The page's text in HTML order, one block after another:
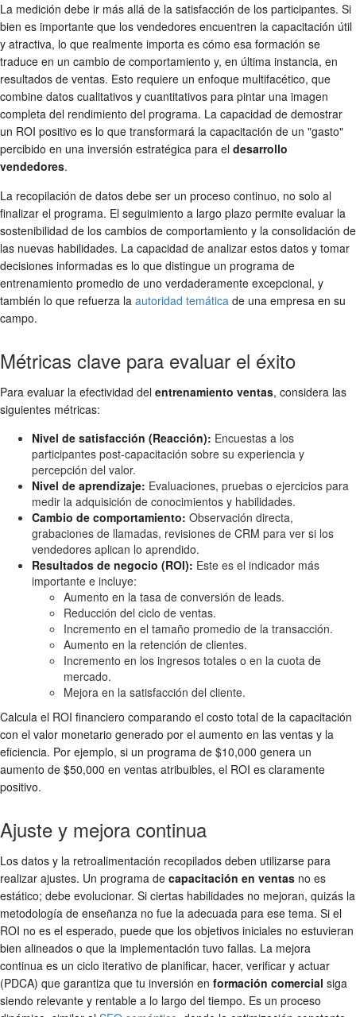
La medición debe ir más allá de la satisfacción de los participantes. Si
bien es importante que los vendedores encuentren la capacitación útil
y atractiva, lo que realmente importa es cómo esa formación se
traduce en un cambio de comportamiento y, en última instancia, en
resultados de ventas. Esto requiere un enfoque multifacético, que
combine datos cualitativos y cuantitativos para pintar una imagen
completa del rendimiento del programa. La capacidad de demostrar
un ROI positivo es lo que transformará la capacitación de un "gasto"
percibido en una inversión estratégica para el desarrollo
vendedores.
La recopilación de datos debe ser un proceso continuo, no solo al
finalizar el programa. El seguimiento a largo plazo permite evaluar la
sostenibilidad de los cambios de comportamiento y la consolidación de
las nuevas habilidades. La capacidad de analizar estos datos y tomar
decisiones informadas es lo que distingue un programa de
entrenamiento promedio de uno verdaderamente excepcional, y
también lo que refuerza la autoridad temática de una empresa en su
campo.
Métricas clave para evaluar el éxito
Para evaluar la efectividad del entrenamiento ventas, considera las
siguientes métricas:
Nivel de satisfacción (Reacción): Encuestas a los
participantes post-capacitación sobre su experiencia y
percepción del valor.
Nivel de aprendizaje: Evaluaciones, pruebas o ejercicios para
medir la adquisición de conocimientos y habilidades.
Cambio de comportamiento: Observación directa,
grabaciones de llamadas, revisiones de CRM para ver si los
vendedores aplican lo aprendido.
Resultados de negocio (ROI): Este es el indicador más
importante e incluye:
Aumento en la tasa de conversión de leads.
Reducción del ciclo de ventas.
Incremento en el tamaño promedio de la transacción.
Aumento en la retención de clientes.
Incremento en los ingresos totales o en la cuota de
mercado.
Mejora en la satisfacción del cliente.
Calcula el ROI financiero comparando el costo total de la capacitación
con el valor monetario generado por el aumento en las ventas y la
eficiencia. Por ejemplo, si un programa de $10,000 genera un
aumento de $50,000 en ventas atribuibles, el ROI es claramente
positivo.
Ajuste y mejora continua
Los datos y la retroalimentación recopilados deben utilizarse para
realizar ajustes. Un programa de capacitación en ventas no es
estático; debe evolucionar. Si ciertas habilidades no mejoran, quizás la
metodología de enseñanza no fue la adecuada para ese tema. Si el
ROI no es el esperado, puede que los objetivos iniciales no estuvieran
bien alineados o que la implementación tuvo fallas. La mejora
continua es un ciclo iterativo de planificar, hacer, verificar y actuar
(PDCA) que garantiza que tu inversión en formación comercial siga
siendo relevante y rentable a lo largo del tiempo. Es un proceso